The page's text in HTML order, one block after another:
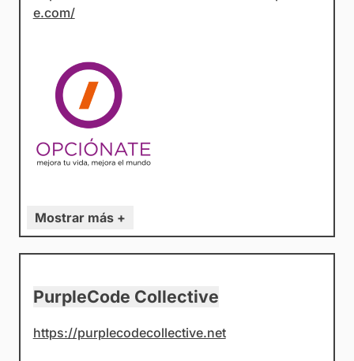
e.com/
Mostrar más +
PurpleCode Collective
https://purplecodecollective.net